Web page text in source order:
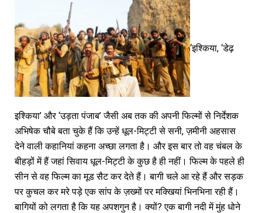
‘इश्किया, ‘डेढ़
इश्किया’ और ‘उड़ता पंजाब’ जैसी अब तक की अपनी फिल्मों से निर्देशक
अभिषेक चौबे बता चुके हैं कि उन्हें धूल-मिट्टी से सनी, ज़मीनी अहसास
देने वाली कहानियां कहना अच्छा लगता है। और इस बार तो वह चंबल के
बीहड़ों में हैं जहां सिवाय धूल-मिट्टी के कुछ है ही नहीं। फिल्म के पहले ही
सीन से वह फिल्म का मूड सैट कर देते हैं। बागी चले आ रहे हैं और सड़क
पर कुचल कर मरे पड़े एक सांप के ज़ख्मों पर मक्खियां भिनभिना रही हैं।
बागियों को लगता है कि यह अपशगुन है। क्यों? एक बागी नदी में मुंह धोने